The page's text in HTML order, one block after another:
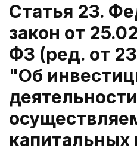
Статья 23.
закон от
ФЗ (ред. от
"Об